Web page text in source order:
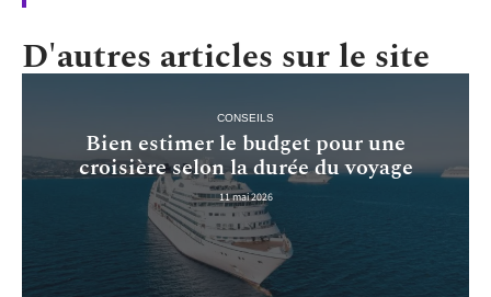
D'autres articles sur le site
CONSEILS
Bien estimer le budget pour une
croisière selon la durée du voyage
11 mai 2026